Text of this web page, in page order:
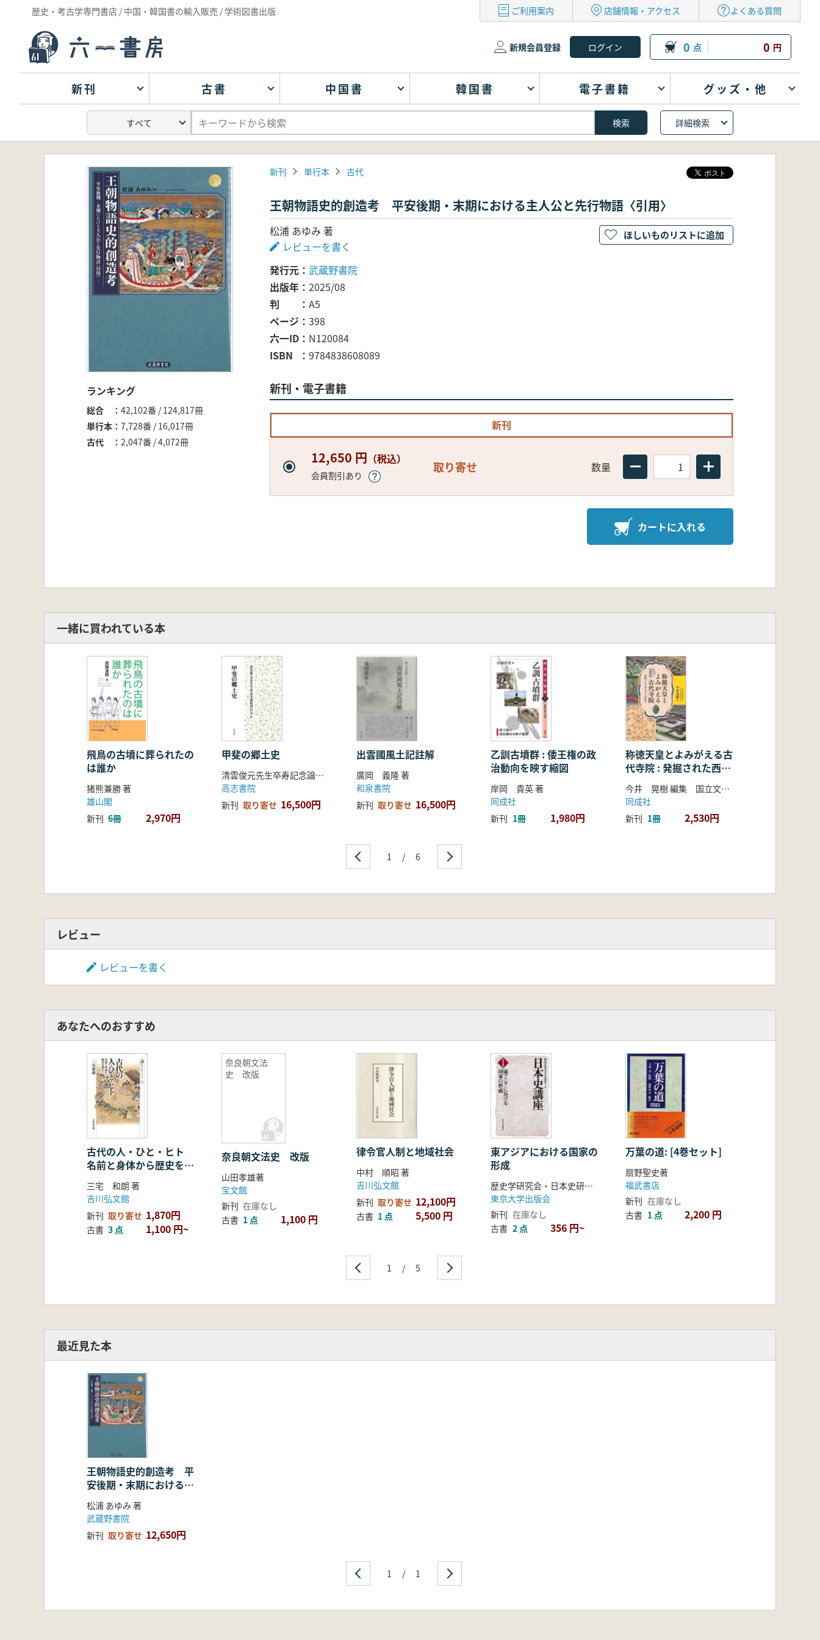
歴史・考古学専門書店 / 中国・韓国書の輸入販売 / 学術図書出版 ご利用案内 店舗情報・アクセス よくある質問
新規会員登録 0 点 0 円
新刊 古書 中国書 韓国書 電子書籍 グッズ・他
詳細検索
ランキング
総合
42,102番 / 124,817冊
単行本
7,728番 / 16,017冊
古代
2,047番 / 4,072冊
新刊 単行本 古代
王朝物語史的創造考 平安後期・末期における主人公と先行物語〈引用〉
松浦 あゆみ 著
レビューを書く
発行元
武蔵野書院
出版年
2025/08
判
A5
ページ
398
六一ID
N120084
ISBN
9784838608089
新刊・電子書籍
新刊
12,650 円 （税込）
会員割引あり
取り寄せ 数量
カートに入れる
ほしいものリストに追加
一緒に買われている本
飛鳥の古墳に葬られたの
は誰か
猪熊兼勝 著
雄山閣
新刊 6冊 2,970円
甲斐の郷土史
清雲俊元先生卒寿記念論集刊行会 編集
高志書院
新刊 取り寄せ 16,500円
出雲國風土記註解
廣岡 義隆 著
和泉書院
新刊 取り寄せ 16,500円
乙訓古墳群 : 倭王権の政
治動向を映す縮図
岸岡 貴英 著
同成社
新刊 1冊 1,980円
称徳天皇とよみがえる古
代寺院 : 発掘された西大
寺と西隆寺
今井 晃樹 編集 国立文化財機構奈良文化財研究所 監
同成社
新刊 1冊 2,530円
1 / 6
レビュー
レビューを書く
あなたへのおすすめ
古代の人・ひと・ヒト
名前と身体から歴史を探
三宅 和朗 著
吉川弘文館
新刊 取り寄せ 1,870円
古書 3 点 1,100 円~
奈良朝文法
史 改版
奈良朝文法史 改版
山田孝雄著
宝文館
新刊 在庫なし
古書 1 点 1,100 円
律令官人制と地域社会
中村 順昭 著
吉川弘文館
新刊 取り寄せ 12,100円
古書 1 点 5,500 円
東アジアにおける国家の
形成
歴史学研究会・日本史研究会編
東京大学出版会
新刊 在庫なし
古書 2 点 356 円~
万葉の道: [4巻セット]
扇野聖史著
福武書店
新刊 在庫なし
古書 1 点 2,200 円
1 / 5
最近見た本
王朝物語史的創造考 平
安後期・末期における主
人公と先行物語〈引用〉
松浦 あゆみ 著
武蔵野書院
新刊 取り寄せ 12,650円
1 / 1